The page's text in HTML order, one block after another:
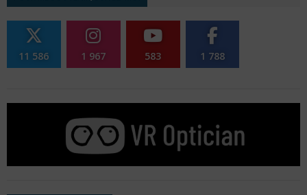
11 586 1 967 583 1 788